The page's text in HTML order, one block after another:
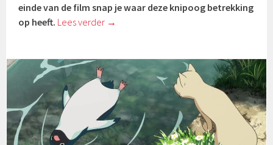
einde van de film snap je waar deze knipoog betrekking
op heeft. Lees verder →